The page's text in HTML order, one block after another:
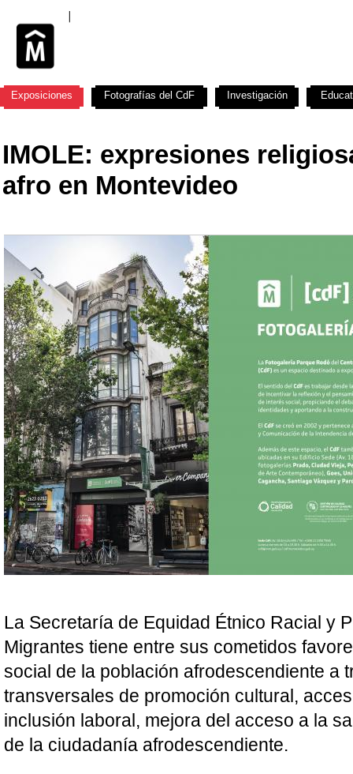
IMOLE: expresiones
afro en Montevideo
La Secretaría de Equidad Étnico Racial y
Migrantes tiene entre sus cometidos
social de la población afrodescendiente a
transversales de promoción cultural,
inclusión laboral, mejora del acceso a la
de la ciudadanía afrodescendiente.
Exposiciones Fotografías del CdF Investigación